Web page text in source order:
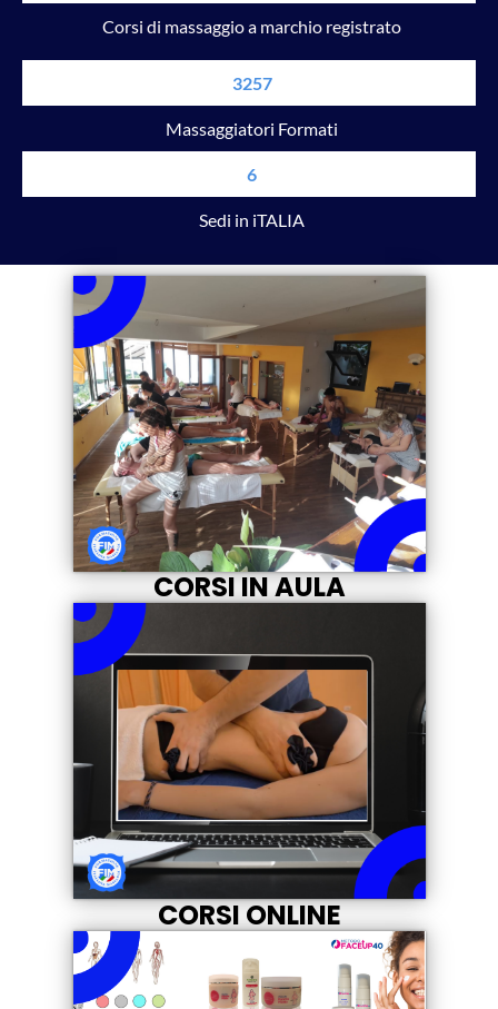
Corsi di massaggio a marchio registrato
3257
Massaggiatori Formati
6
Sedi in iTALIA
CORSI IN AULA
CORSI ONLINE